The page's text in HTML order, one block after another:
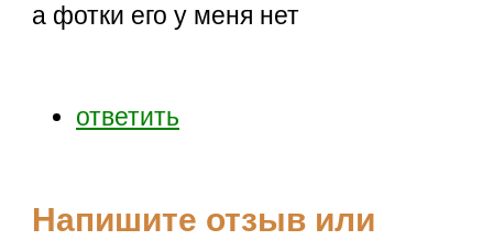
а фотки его у меня нет
ответить
Напишите отзыв или